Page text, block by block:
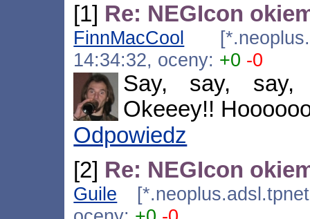
[1] Re: NEGIcon
FinnMacCool
14:34:32, oceny: +0 -0
Say, say, say,
Okeeey!!
Odpowiedz
[2] Re: NEGIcon
Guile